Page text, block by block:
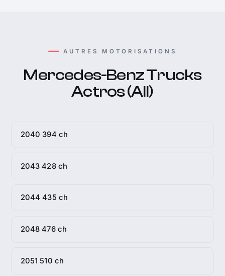
AUTRES MOTORISATIONS
Mercedes-Benz Trucks
Actros (All)
2040 394 ch
2043 428 ch
2044 435 ch
2048 476 ch
2051 510 ch